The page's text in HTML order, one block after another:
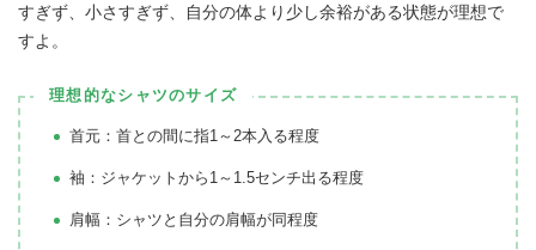
すぎず、小さすぎず、自分の体より少し余裕がある状態が理想で
すよ。
理想的なシャツのサイズ
首元：首との間に指1～2本入る程度
袖：ジャケットから1～1.5センチ出る程度
肩幅：シャツと自分の肩幅が同程度